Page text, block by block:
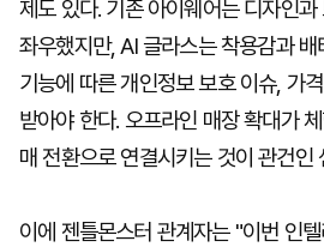
제도 있다. 기존 아이웨어는 디자인
좌우했지만, AI 글라스는 착용감과 배
기능에 따른 개인정보 보호 이슈, 가
받아야 한다. 오프라인 매장 확대가
매 전환으로 연결시키는 것이 관건인
이에 젠틀몬스터 관계자는 "이번 인